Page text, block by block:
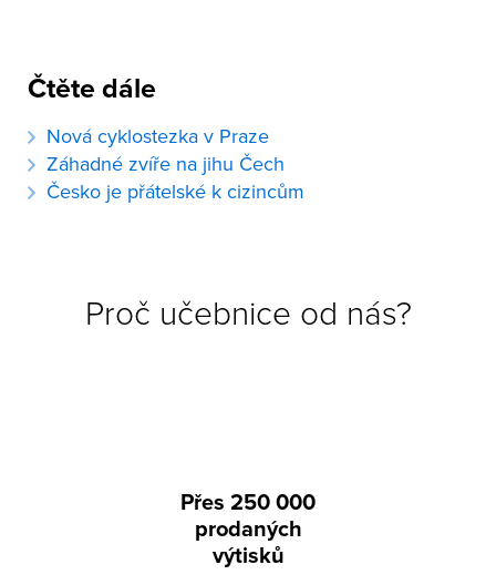
Čtěte dále
Nová cyklostezka v Praze
Záhadné zvíře na jihu Čech
Česko je přátelské k cizincům
Proč učebnice od nás?
Přes 250 000
prodaných
výtisků